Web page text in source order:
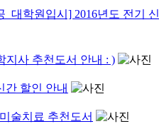
대학원입시] 2016년도 전기 신
지사 추천도서 안내 : )
간 할인 안내
술치료 추천도서